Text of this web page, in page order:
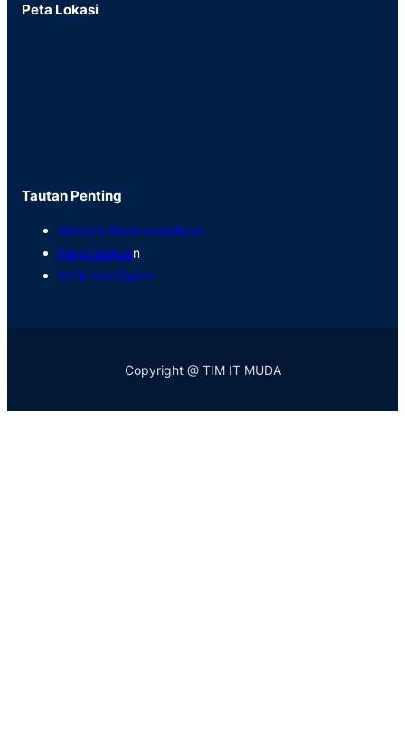
Peta Lokasi
Tautan Penting
Website Muhammadiyah
Perpustakaan
Kritik dan Saran
Copyright @ TIM IT MUDA